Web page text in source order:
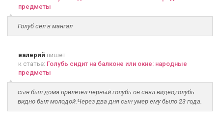
предметы
Голуб сел в мангал
валерий пишет
к статье: Голубь сидит на балконе или окне: народные
предметы
сын был дома прилетел черный голубь он снял видео,голубь
видно был молодой.Через два дня сын умер ему было 23 года.